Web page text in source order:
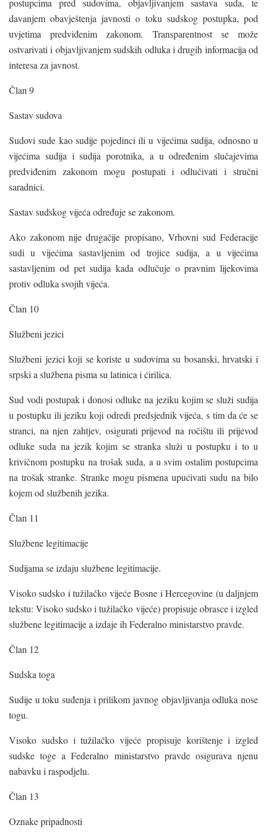
postupcima pred sudovima, objavljivanjem sastava suda, te
davanjem obavještenja javnosti o toku sudskog postupka, pod
uvjetima predviđenim zakonom. Transparentnost se može
ostvarivati i objavljivanjem sudskih odluka i drugih informacija od
interesa za javnost.
Član 9
Sastav sudova
Sudovi sude kao sudije pojedinci ili u vijećima sudija, odnosno u
vijećima sudija i sudija porotnika, a u određenim slučajevima
predviđenim zakonom mogu postupati i odlučivati i stručni
saradnici.
Sastav sudskog vijeća određuje se zakonom.
Ako zakonom nije drugačije propisano, Vrhovni sud Federacije
sudi u vijećima sastavljenim od trojice sudija, a u vijećima
sastavljenim od pet sudija kada odlučuje o pravnim lijekovima
protiv odluka svojih vijeća.
Član 10
Službeni jezici
Službeni jezici koji se koriste u sudovima su bosanski, hrvatski i
srpski a službena pisma su latinica i ćirilica.
Sud vodi postupak i donosi odluke na jeziku kojim se služi sudija
u postupku ili jeziku koji odredi predsjednik vijeća, s tim da će se
stranci, na njen zahtjev, osigurati prijevod na ročištu ili prijevod
odluke suda na jezik kojim se stranka služi u postupku i to u
krivičnom postupku na trošak suda, a u svim ostalim postupcima
na trošak stranke. Stranke mogu pismena upućivati sudu na bilo
kojem od službenih jezika.
Član 11
Službene legitimacije
Sudijama se izdaju službene legitimacije.
Visoko sudsko i tužilačko vijeće Bosne i Hercegovine (u daljnjem
tekstu: Visoko sudsko i tužilačko vijeće) propisuje obrasce i izgled
službene legitimacije a izdaje ih Federalno ministarstvo pravde.
Član 12
Sudska toga
Sudije u toku suđenja i prilikom javnog objavljivanja odluka nose
togu.
Visoko sudsko i tužilačko vijeće propisuje korištenje i izgled
sudske toge a Federalno ministarstvo pravde osigurava njenu
nabavku i raspodjelu.
Član 13
Oznake pripadnosti